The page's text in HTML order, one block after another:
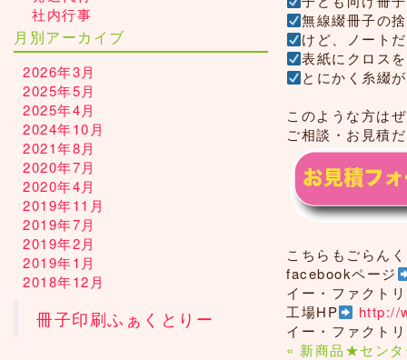
無線綴冊子の
けど、ノート
表紙にクロス
とにかく糸綴
このような方は
ご相談・お見積
こちらもごらん
facebookページ
イー・ファクト
工場HP
http://
イー・ファクト
« 新商品★センタ
社内行事
月別アーカイブ
2026年3月
2025年5月
2025年4月
2024年10月
2021年8月
2020年7月
2020年4月
2019年11月
2019年7月
2019年2月
2019年1月
2018年12月
冊子印刷ふぁくとりー